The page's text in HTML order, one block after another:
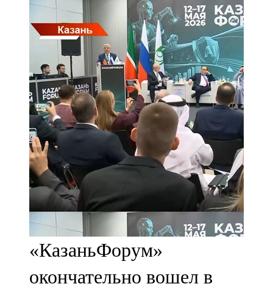
107,3 FM
Мөслим
100,0 FM
Нурлат
104,7 FM
Олы Әтнә
71,42 FM
Сарман
107,8 FM
Теләче
106,1 FM
«КазаньФорум»
окончательно вошел в